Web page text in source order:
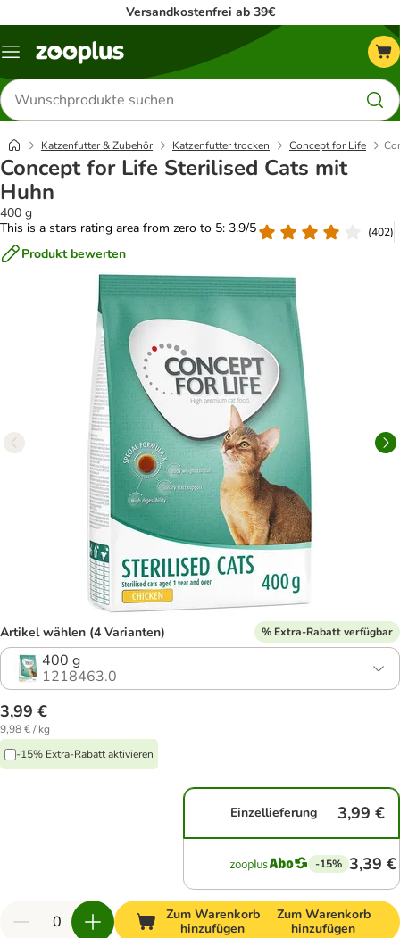
Versandkostenfrei ab 39€
Menü
Produkte
suchen
Katzenfutter & Zubehör Katzenfutter trocken Concept for Life
Concept for Life Sterilised Cats mit
Huhn
400 g
This is a stars rating area from zero to 5: 3.9/5
(402)
Produkt bewerten
Artikel wählen (4 Varianten) % Extra-Rabatt verfügbar
400 g
1218463.0
3,99 €
9,98 € / kg
-15% Extra-Rabatt aktivieren
Einzellieferung 3,99 €
-15% 3,39 €
Zum Warenkorb
hinzufügen
Zum Warenkorb
hinzufügen